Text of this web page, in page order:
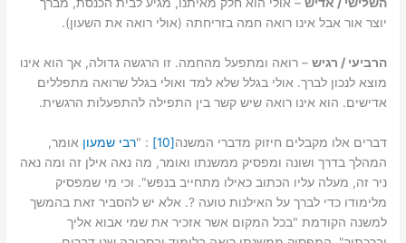
יוצר אור אבל אינו רואה חמה בזריחתה (אולי רואה את השעון).
הרביעי / רגיש – רואה ומתפעל מהחמה. זו הרגשה גדולה, אך הוא אינו
מוצא לנכון לברך. אולי בגלל שלא למד ואולי בגלל שרואה מתפללים
אדישים. הוא אינו רואה שיש קשר בין התפילה להתפעלות הרגשית.
דברים אלו מקבלים חיזוק מדברי המשנה[10]
: "רבי שמעון אומר,
המהלך בדרך ושונה ומפסיק ממשנתו ואומר, מה נאה אילן זה ומה נאה
ניר זה, מעלה עליו הכתוב כאילו מתחייב בנפש". וכי מי שמפסיק
מלימודו כדי לברך על האילנות טועה ?. אלא יש להסביר זאת בהמשך
למשנה הקודמת "בכל המקום אשר אזכיר את שמי אבוא אליך